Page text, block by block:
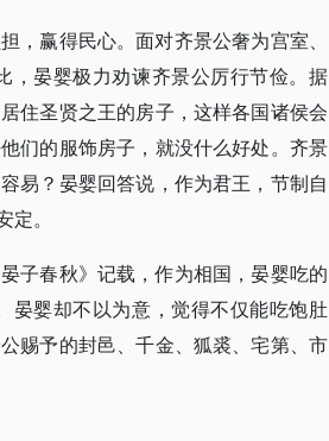
，赢得民心。面对齐景公奢为宫室、
，晏婴极力劝谏齐景公厉行节俭。据
住圣贤之王的房子，这样各国诸侯会
们的服饰房子，就没什么好处。齐景
易？晏婴回答说，作为君王，节制自
。
子春秋》记载，作为相国，晏婴吃的
晏婴却不以为意，觉得不仅能吃饱肚
赐予的封邑、千金、狐裘、宅第、市